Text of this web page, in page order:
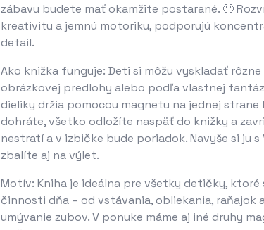
zábavu budete mať okamžite postarané. 🙂
kreativitu a jemnú motoriku, podporujú
detail.
Ako knižka funguje: Deti si môžu vyskladať
obrázkovej predlohy alebo podľa vlastnej
dieliky držia pomocou magnetu na jednej strane
dohráte, všetko odložíte naspäť do knižky a
nestratí a v izbičke bude poriadok. Navyše si ju s
zbalíte aj na výlet.
Motív: Kniha je ideálna pre všetky detičky, ktoré
činnosti dňa – od vstávania, obliekania, raňajok
umývanie zubov. V ponuke máme aj iné druhy